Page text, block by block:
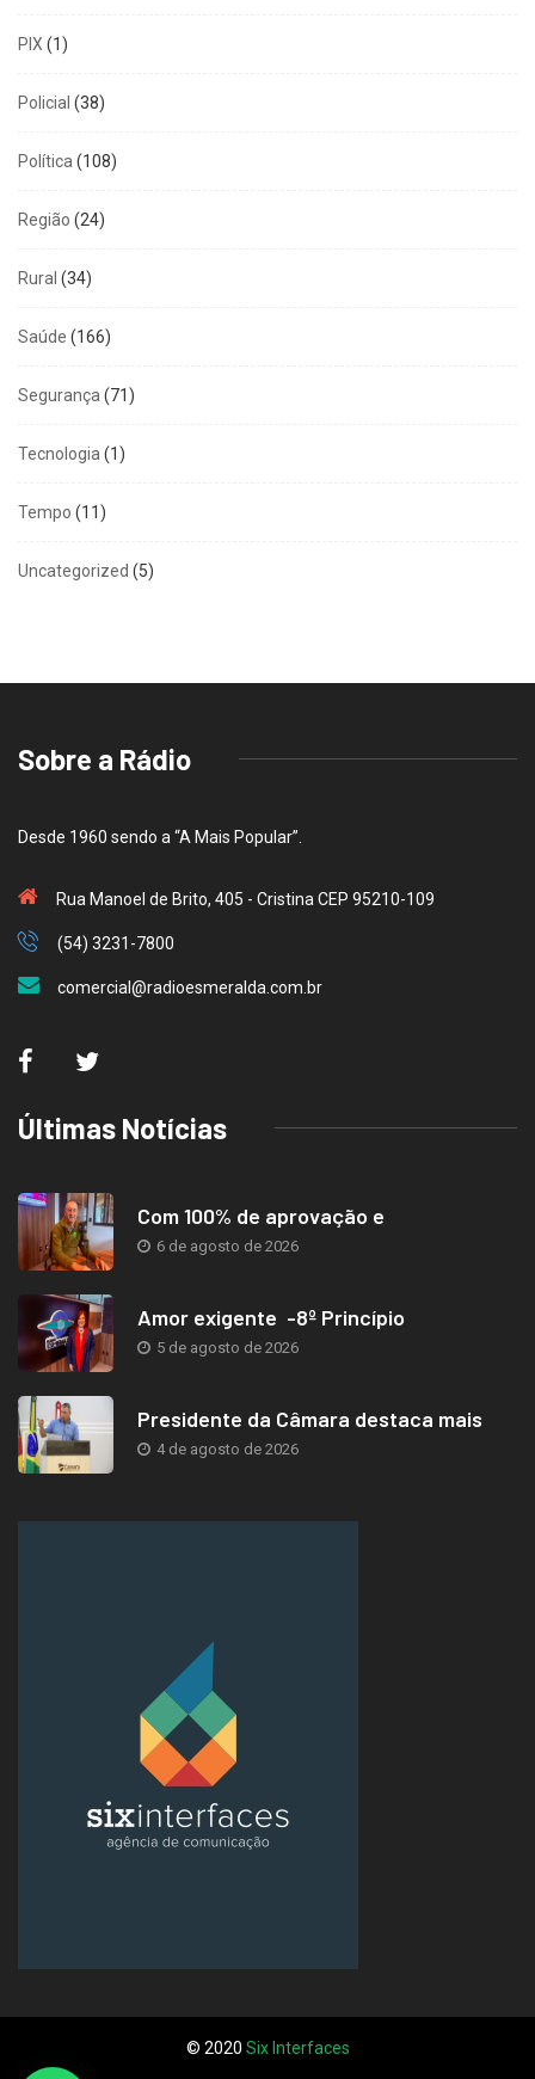
PIX (1)
Policial (38)
Política (108)
Região (24)
Rural (34)
Saúde (166)
Segurança (71)
Tecnologia (1)
Tempo (11)
Uncategorized (5)
Sobre a Rádio
Desde 1960 sendo a “A Mais Popular”.
Rua Manoel de Brito, 405 - Cristina CEP 95210-109
(54) 3231-7800
comercial@radioesmeralda.com.br
Últimas Notícias
Com 100% de aprovação e
6 de agosto de 2026
Amor exigente -8º Princípio
5 de agosto de 2026
Presidente da Câmara destaca mais
4 de agosto de 2026
© 2020 Six Interfaces